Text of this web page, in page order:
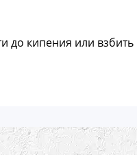
до кипения или